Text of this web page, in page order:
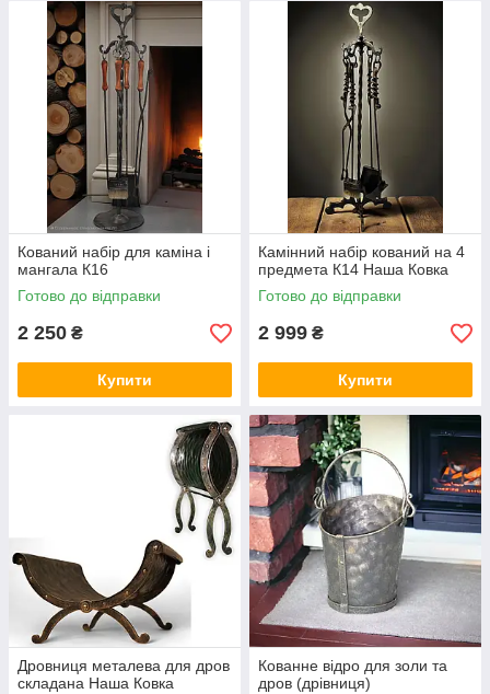
Кований набір для каміна і
мангала К16
Готово до відправки
2 250 ₴
Купити
Камінний набір кований на 4
предмета К14 Наша Ковка
Готово до відправки
2 999 ₴
Купити
Дровниця металева для дров
складана Наша Ковка
Кованне відро для золи та
дров (дрівниця)